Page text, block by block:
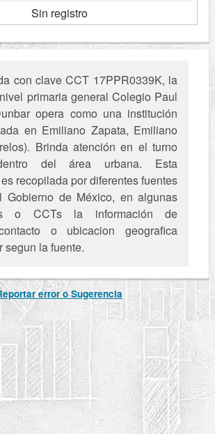
Sin registro
con clave CCT 17PPR0339K, la
primaria general Colegio Paul
opera como una institución
en Emiliano Zapata, Emiliano
Brinda atención en el turno
del área urbana. Esta
recopilada por diferentes fuentes
Gobierno de México, en algunas
o CCTs la información de
o ubicacion geografica
segun la fuente.
error o Sugerencia